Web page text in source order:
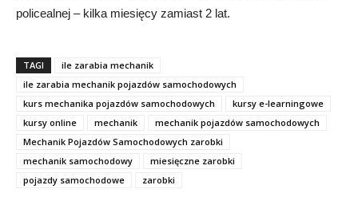
policealnej – kilka miesięcy zamiast 2 lat.
TAGI
ile zarabia mechanik
ile zarabia mechanik pojazdów samochodowych
kurs mechanika pojazdów samochodowych
kursy e-learningowe
kursy online
mechanik
mechanik pojazdów samochodowych
Mechanik Pojazdów Samochodowych zarobki
mechanik samochodowy
miesięczne zarobki
pojazdy samochodowe
zarobki